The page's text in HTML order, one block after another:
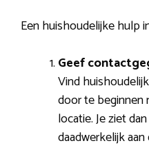
Een huishoudelijke hulp
Geef
Vind
door te beginnen
locatie. Je ziet
daadwerkelijk